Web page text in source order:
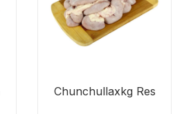
Chunchullaxkg Res